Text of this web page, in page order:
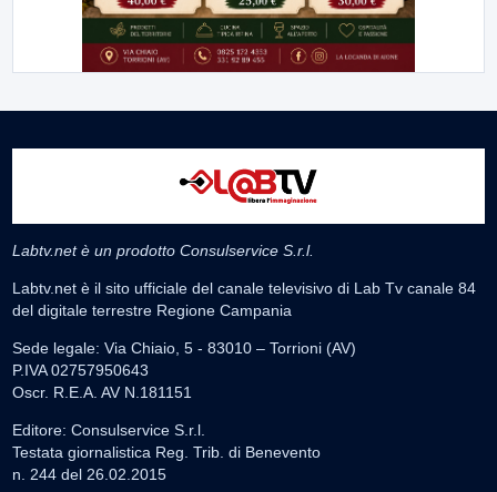
Labtv.net è un prodotto Consulservice S.r.l.
Labtv.net è il sito ufficiale del canale televisivo di Lab Tv canale 84
del digitale terrestre Regione Campania
Sede legale: Via Chiaio, 5 - 83010 – Torrioni (AV)
P.IVA 02757950643
Oscr. R.E.A. AV N.181151
Editore: Consulservice S.r.l.
Testata giornalistica Reg. Trib. di Benevento
n. 244 del 26.02.2015